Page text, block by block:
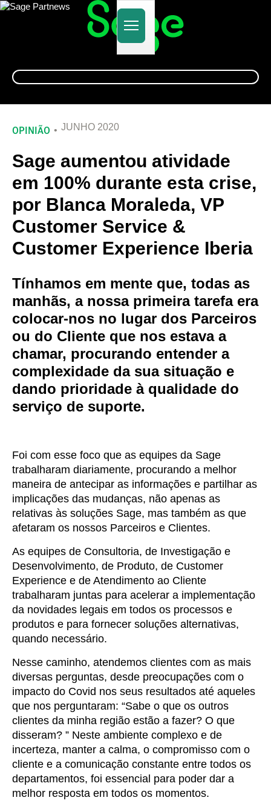
Alternar
navegação
OPINIÃO JUNHO 2020
Sage aumentou atividade
em 100% durante esta crise,
por Blanca Moraleda, VP
Customer Service &
Customer Experience Iberia
Tínhamos em mente que, todas as
manhãs, a nossa primeira tarefa era
colocar-nos no lugar dos Parceiros
ou do Cliente que nos estava a
chamar, procurando entender a
complexidade da sua situação e
dando prioridade à qualidade do
serviço de suporte.
Foi com esse foco que as equipes da Sage
trabalharam diariamente, procurando a melhor
maneira de antecipar as informações e partilhar as
implicações das mudanças, não apenas as
relativas às soluções Sage, mas também as que
afetaram os nossos Parceiros e Clientes.
As equipes de Consultoria, de Investigação e
Desenvolvimento, de Produto, de Customer
Experience e de Atendimento ao Cliente
trabalharam juntas para acelerar a implementação
da novidades legais em todos os processos e
produtos e para fornecer soluções alternativas,
quando necessário.
Nesse caminho, atendemos clientes com as mais
diversas perguntas, desde preocupações com o
impacto do Covid nos seus resultados até aqueles
que nos perguntaram: “Sabe o que os outros
clientes da minha região estão a fazer? O que
disseram? ” Neste ambiente complexo e de
incerteza, manter a calma, o compromisso com o
cliente e a comunicação constante entre todos os
departamentos, foi essencial para poder dar a
melhor resposta em todos os momentos.